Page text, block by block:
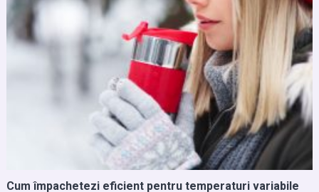
Cum împachetezi eficient pentru temperaturi variabile